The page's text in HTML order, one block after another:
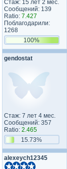
Стаж: 15 лет 2 мес.
Сообщений: 139
Ratio: 7.427
Поблагодарили:
1268
100%
gendostat
Стаж: 7 лет 4 мес.
Сообщений: 357
Ratio: 2.465
15.73%
alexeych12345